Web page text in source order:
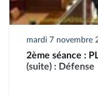
mardi 7 novembre
2ème séance :
(suite) : Défense